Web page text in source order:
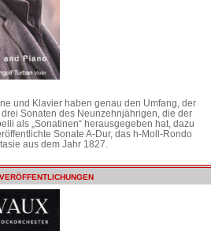
und Klavier haben genau den Umfang, der
Sonaten des Neunzehnjährigen, die der
als „Sonatinen“ herausgegeben hat, dazu
Sonate A-Dur, das h-Moll-Rondo
aus dem Jahr 1827.